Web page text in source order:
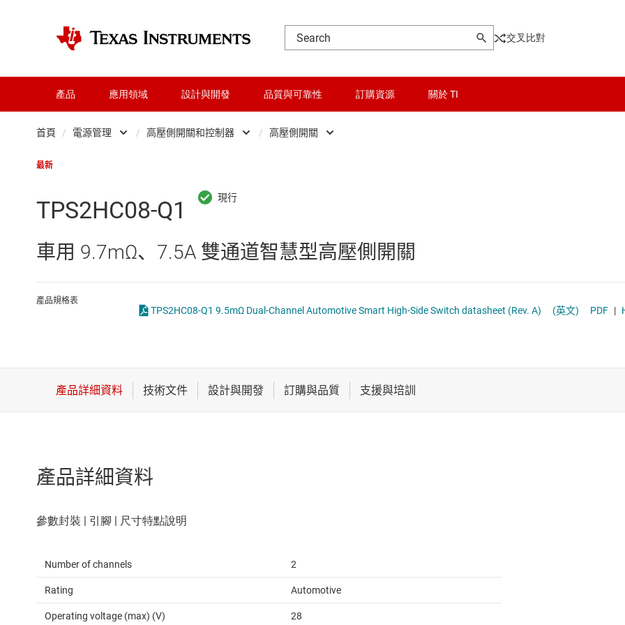
交叉比對
產品 應用領域 設計與開發 品質與可靠性 訂購資源 關於 TI
首頁 / 電源管理
交換器與多工器
射頻 (RF) 與微波
感測器
邏輯和電壓轉換
電池管理 IC
/ 高壓側開關和控制器
DC/DC 切換穩壓器
DDR 記憶體電源 IC
LED 驅動器 多通道 IC (PMIC)
/ 高壓側開關
最新
TPS2HC08-Q1
車用 9.7mΩ、7.5A 雙通道智慧型高壓側開關
產品規格表
TPS2HC08-Q1 9.5mΩ Dual-Channel Automotive Smart High-Side Switch datasheet (Rev. A) (英文) PDF |
產品詳細資料
Number of channels 2
Rating Automotive
Operating voltage (max) (V) 28